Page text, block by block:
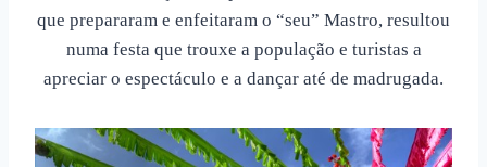
que prepararam e enfeitaram o “seu” Mastro, resultou
numa festa que trouxe a população e turistas a
apreciar o espectáculo e a dançar até de madrugada.